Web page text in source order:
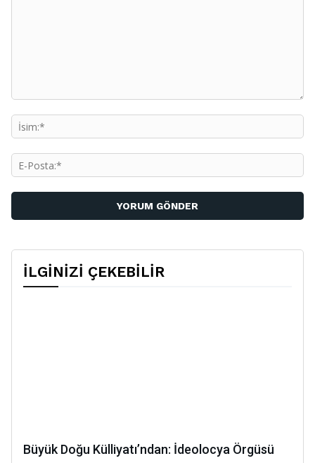
İLGİNİZİ ÇEKEBİLİR
Büyük Doğu Külliyatı’ndan: İdeolocya Örgüsü